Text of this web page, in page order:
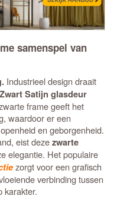
samenspel van
Industrieel design draait
Satijn glasdeur
frame geeft het
waardoor er een
en geborgenheid.
eist dezezwarte
elegantie. Het populaire
zorgt voor een grafisch
verbinding tussen
karakter.